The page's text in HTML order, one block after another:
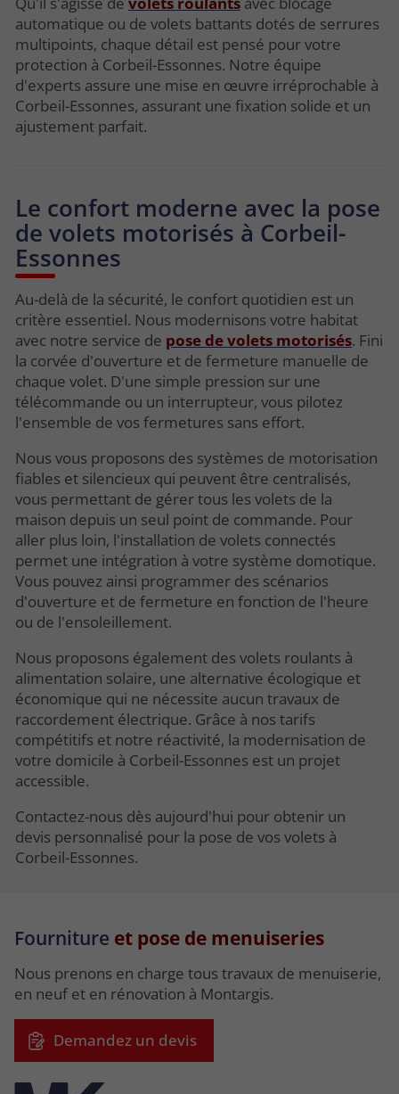
automatique ou de volets battants dotés de serrures
multipoints, chaque détail est pensé pour votre
protection à Corbeil-Essonnes. Notre équipe
d'experts assure une mise en œuvre irréprochable à
Corbeil-Essonnes, assurant une fixation solide et un
ajustement parfait.
Le confort moderne avec la pose
de volets motorisés à Corbeil-
Essonnes
Au-delà de la sécurité, le confort quotidien est un
critère essentiel. Nous modernisons votre habitat
avec notre service de pose de volets motorisés. Fini
la corvée d'ouverture et de fermeture manuelle de
chaque volet. D'une simple pression sur une
télécommande ou un interrupteur, vous pilotez
l'ensemble de vos fermetures sans effort.
Nous vous proposons des systèmes de motorisation
fiables et silencieux qui peuvent être centralisés,
vous permettant de gérer tous les volets de la
maison depuis un seul point de commande. Pour
aller plus loin, l'installation de volets connectés
permet une intégration à votre système domotique.
Vous pouvez ainsi programmer des scénarios
d'ouverture et de fermeture en fonction de l'heure
ou de l'ensoleillement.
Nous proposons également des volets roulants à
alimentation solaire, une alternative écologique et
économique qui ne nécessite aucun travaux de
raccordement électrique. Grâce à nos tarifs
compétitifs et notre réactivité, la modernisation de
votre domicile à Corbeil-Essonnes est un projet
accessible.
Contactez-nous dès aujourd'hui pour obtenir un
devis personnalisé pour la pose de vos volets à
Corbeil-Essonnes.
Fourniture et pose de menuiseries
Nous prenons en charge tous travaux de menuiserie,
en neuf et en rénovation à Montargis.
Demandez un devis